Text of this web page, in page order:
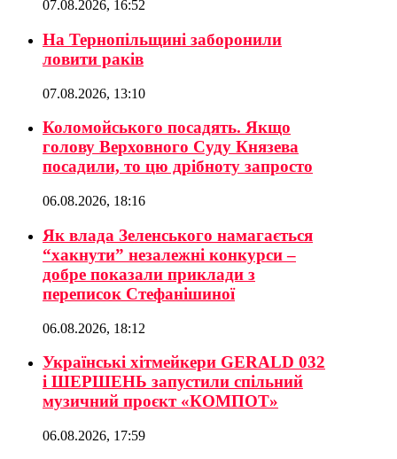
07.08.2026, 16:52
На Тернопільщині заборонили
ловити раків
07.08.2026, 13:10
Коломойського посадять. Якщо
голову Верховного Суду Князева
посадили, то цю дрібноту запросто
06.08.2026, 18:16
Як влада Зеленського намагається
“хакнути” незалежні конкурси –
добре показали приклади з
переписок Стефанішиної
06.08.2026, 18:12
Українські хітмейкери GERALD 032
і ШЕРШЕНЬ запустили спільний
музичний проєкт «КОМПОТ»
06.08.2026, 17:59